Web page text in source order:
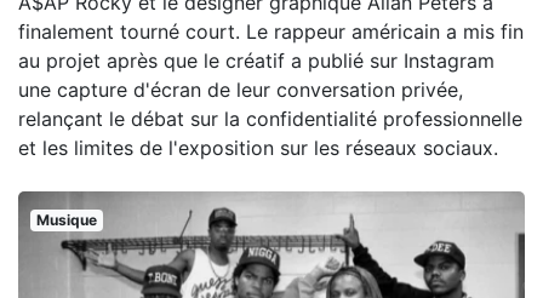
finalement tourné court. Le rappeur américain a mis fin
au projet après que le créatif a publié sur Instagram
une capture d'écran de leur conversation privée,
relançant le débat sur la confidentialité professionnelle
et les limites de l'exposition sur les réseaux sociaux.
Musique